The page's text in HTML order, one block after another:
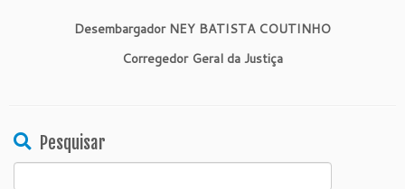
Desembargador NEY BATISTA COUTINHO
Corregedor Geral da Justiça
Pesquisar
Search